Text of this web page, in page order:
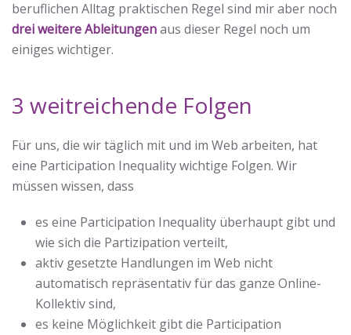
beruflichen Alltag praktischen Regel sind mir aber noch
drei weitere Ableitungenaus dieser Regel noch um
einiges wichtiger.
3 weitreichende Folgen
Für uns, die wir täglich mit und im Web arbeiten, hat
eine Participation Inequality wichtige Folgen. Wir
müssen wissen, dass
es eine Participation Inequality überhaupt gibt und
wie sich die Partizipation verteilt,
aktiv gesetzte Handlungen im Web nicht
automatisch repräsentativ für das ganze Online-
Kollektiv sind,
es keine Möglichkeit gibt die Participation